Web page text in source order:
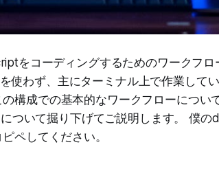
をコーディングするためのワークフロ
使わず、主にターミナル上で作業して
構成での基本的なワークフローについ
ついて掘り下げてご説明します。 僕の
ペしてください。